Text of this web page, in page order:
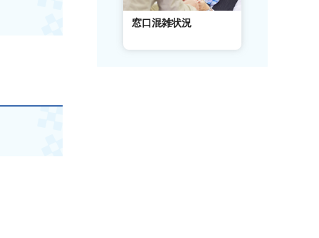
窓口混雑状況